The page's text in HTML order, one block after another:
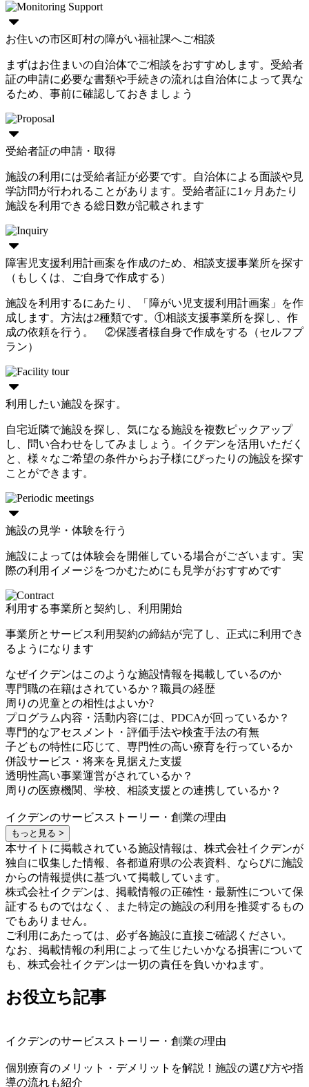
お住いの市区町村の障がい福祉課へご相談
まずはお住まいの自治体でご相談をおすすめします。受給者
証の申請に必要な書類や手続きの流れは自治体によって異な
るため、事前に確認しておきましょう
受給者証の申請・取得
施設の利用には受給者証が必要です。自治体による面談や見
学訪問が行われることがあります。受給者証に1ヶ月あたり
施設を利用できる総日数が記載されます
障害児支援利用計画案を作成のため、相談支援事業所を探す
（もしくは、ご自身で作成する）
施設を利用するにあたり、「障がい児支援利用計画案」を作
成します。方法は2種類です。①相談支援事業所を探し、作
成の依頼を行う。 ②保護者様自身で作成をする（セルフプ
ラン）
利用したい施設を探す。
自宅近隣で施設を探し、気になる施設を複数ピックアップ
し、問い合わせをしてみましょう。イクデンを活用いただく
と、様々なご希望の条件からお子様にぴったりの施設を探す
ことができます。
施設の見学・体験を行う
施設によっては体験会を開催している場合がございます。実
際の利用イメージをつかむためにも見学がおすすめです
利用する事業所と契約し、利用開始
事業所とサービス利用契約の締結が完了し、正式に利用でき
るようになります
なぜイクデンはこのような施設情報を掲載しているのか
専門職の在籍はされているか？職員の経歴
周りの児童との相性はよいか?
プログラム内容・活動内容には、PDCAが回っているか？
専門的なアセスメント・評価手法や検査手法の有無
子どもの特性に応じて、専門性の高い療育を行っているか
併設サービス・将来を見据えた支援
透明性高い事業運営がされているか？
周りの医療機関、学校、相談支援との連携しているか？
イクデンのサービスストーリー・創業の理由
もっと見る >
本サイトに掲載されている施設情報は、株式会社イクデンが
独自に収集した情報、各都道府県の公表資料、ならびに施設
からの情報提供に基づいて掲載しています。
株式会社イクデンは、掲載情報の正確性・最新性について保
証するものではなく、また特定の施設の利用を推奨するもの
でもありません。
ご利用にあたっては、必ず各施設に直接ご確認ください。
なお、掲載情報の利用によって生じたいかなる損害について
も、株式会社イクデンは一切の責任を負いかねます。
お役立ち記事
イクデンのサービスストーリー・創業の理由
個別療育のメリット・デメリットを解説！施設の選び方や指
導の流れも紹介